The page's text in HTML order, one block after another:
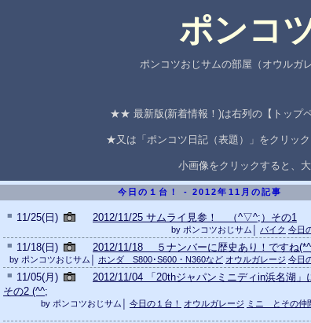
ポンコ
ポンコツおじサムの部屋（オウルガ
★★ 最新版(新着情報！)は右列の【トッ
★又は「ポンコツ日記（表題）」をクリッ
小画像をクリックすると、
今日の１台！ - 2012年11月の記事
■ 11/25(日) 2012/11/25 サムライ見参！ （^▽^;）その1
by ポンコツおじサム│ バイク 今日
■ 11/18(日) 2012/11/18 ５ナンバーに歴史あり！ですね
by ポンコツおじサム│ ホンダ S800･S600・N360など オウルガレージ 今日
■ 11/05(月)
2012/11/04 「20thジャパンミニディin浜名湖」
その2 (^^;
by ポンコツおじサム│ 今日の１台！ オウルガレージ ミニ とその仲